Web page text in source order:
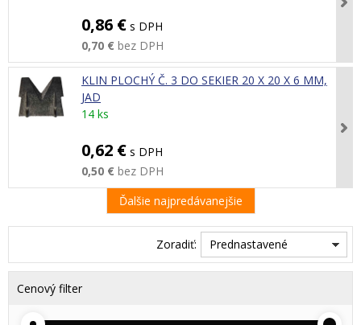
0,86 € s DPH
0,70 € bez DPH
KLIN PLOCHÝ Č. 3 DO SEKIER 20 X 20 X 6 MM,
JAD
14 ks
0,62 € s DPH
0,50 € bez DPH
Ďalšie najpredávanejšie
Zoradiť: Prednastavené
Cenový filter